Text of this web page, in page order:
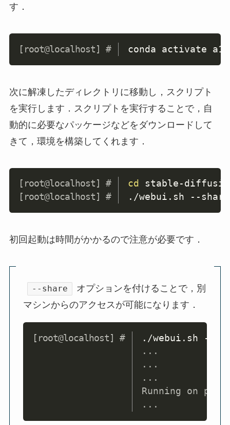
す．
conda activateCopy
次に解凍したディレクトリに移動し，スクリプト
を実行します．スクリプトを実行することで，自
動的に必要なパッケージなどをダウンロードして
きて，環境を構築してくれます．
cd
stable-
./webui.sh --share
Copy
初回起動は時間がかかるので注意が必要です．
--share
オプションを付けることで，別
マシンからのアクセスが可能になります．
./webui.sh --
...
...
...
Running on
...
Copy